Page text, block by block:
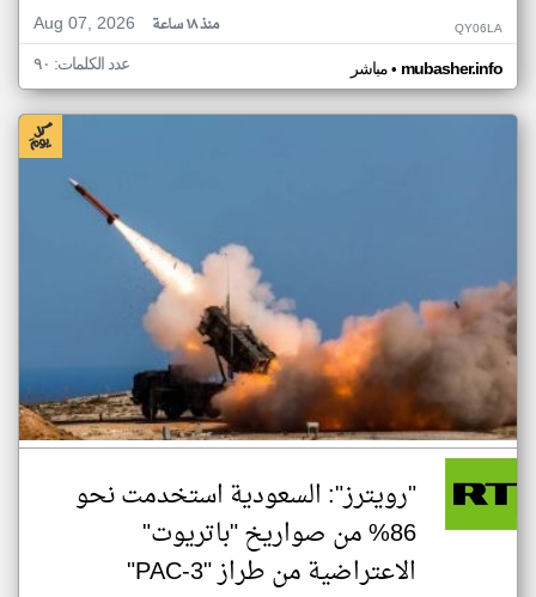
Aug 07, 2026
منذ ١٨ ساعة QY06LA
مباشر• mubasher.info عدد الكلمات: ٩٠
"رويترز": السعودية استخدمت نحو
86% من صواريخ "باتريوت"
الاعتراضية من طراز "PAC-3"